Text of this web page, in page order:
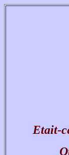
Etait-